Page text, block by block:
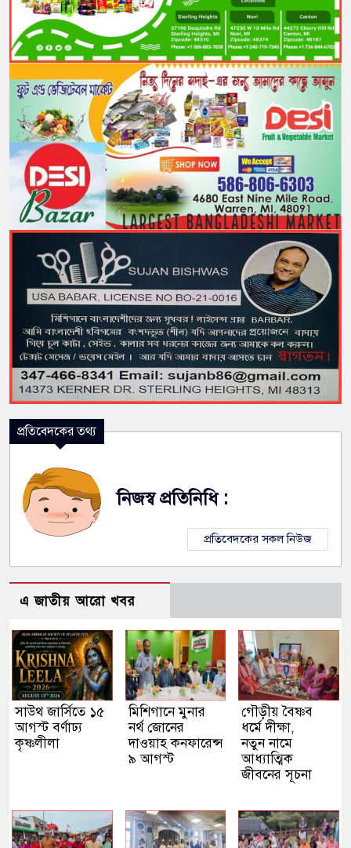
প্রতিবেদকের তথ্য
নিজস্ব প্রতিনিধি :
প্রতিবেদকের সকল নিউজ
এ জাতীয় আরো খবর
সাউথ জার্সিতে ১৫
আগস্ট বর্ণাঢ্য
কৃষ্ণলীলা
মিশিগানে মুনার
নর্থ জোনের
দাওয়াহ কনফারেন্স
৯ আগস্ট
গৌড়ীয় বৈষ্ণব
ধর্মে দীক্ষা,
নতুন নামে
আধ্যাত্মিক
জীবনের সূচনা